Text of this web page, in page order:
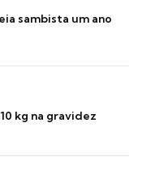
sambista um ano
kg na gravidez